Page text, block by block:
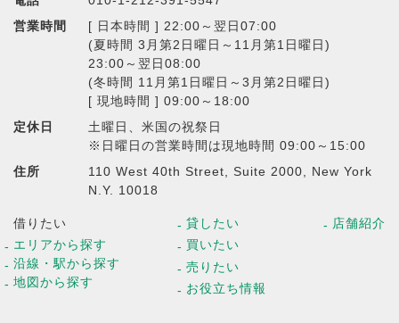
営業時間
[ 日本時間 ] 22:00～翌日07:00
(夏時間 3月第2日曜日～11月第1日曜日)
23:00～翌日08:00
(冬時間 11月第1日曜日～3月第2日曜日)
[ 現地時間 ] 09:00～18:00
定休日
土曜日、米国の祝祭日
※日曜日の営業時間は現地時間 09:00～15:00
住所
110 West 40th Street, Suite 2000, New York
N.Y. 10018
借りたい
エリアから探す
沿線・駅から探す
地図から探す
貸したい
買いたい
売りたい
お役立ち情報
店舗紹介